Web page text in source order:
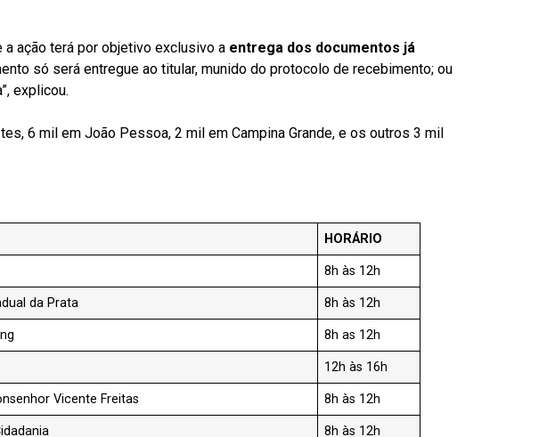
a ação terá por objetivo exclusivo a entrega dos documentos já
só será entregue ao titular, munido do protocolo de recebimento; ou
explicou.
6 mil em João Pessoa, 2 mil em Campina Grande, e os outros 3 mil
HORÁRIO
8h às 12h
da Prata 8h às 12h
8h as 12h
12h às 16h
Vicente Freitas 8h às 12h
8h às 12h